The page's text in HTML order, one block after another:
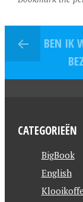
BEN IK
CATEGORIEËN
BigBook
English